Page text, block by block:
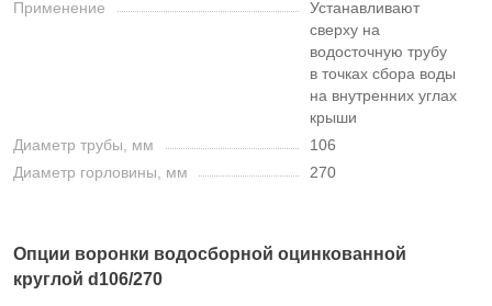
Применение
Устанавливают
сверху на
водосточную трубу
в точках сбора воды
на внутренних углах
крыши
Диаметр трубы, мм
106
Диаметр горловины, мм
270
Опции воронки водосборной оцинкованной
круглой d106/270